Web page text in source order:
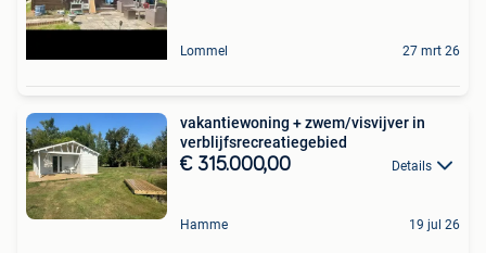
Lommel 27 mrt 26
vakantiewoning + zwem/visvijver in
verblijfsrecreatiegebied
€ 315.000,00 Details
Hamme 19 jul 26